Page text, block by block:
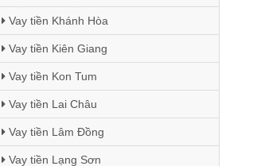
Vay tiền Khánh Hòa
Vay tiền Kiên Giang
Vay tiền Kon Tum
Vay tiền Lai Châu
Vay tiền Lâm Đồng
Vay tiền Lạng Sơn